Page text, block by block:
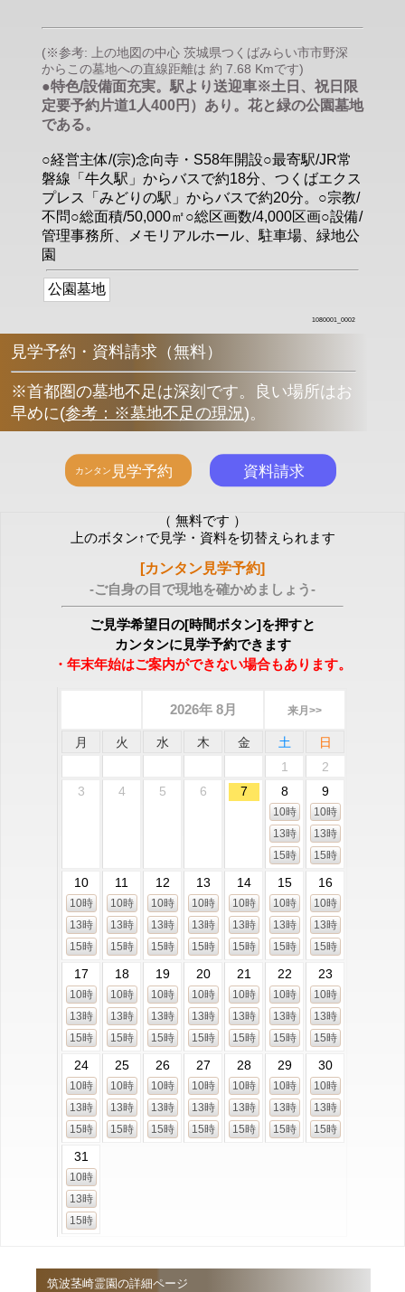
(※参考: 上の地図の中心 茨城県つくばみらい市市野深
からこの墓地への直線距離は 約 7.68 Kmです)
●特色/設備面充実。駅より送迎車※土日、祝日限
定要予約片道1人400円）あり。花と緑の公園墓地
である。
○経営主体/(宗)念向寺・S58年開設○最寄駅/JR常
磐線「牛久駅」からバスで約18分、つくばエクス
プレス「みどりの駅」からバスで約20分。○宗教/
不問○総面積/50,000㎡○総区画数/4,000区画○設備/
管理事務所、メモリアルホール、駐車場、緑地公
園
公園墓地
1080001_0002
見学予約・資料請求（無料）
※首都圏の墓地不足は深刻です。良い場所はお
早めに(参考：※墓地不足の現況)。
（ 無料です ）
上のボタン↑で見学・資料を切替えられます
[カンタン見学予約]
-ご自身の目で現地を確かめましょう-
ご見学希望日の[時間ボタン]を押すと
カンタンに見学予約できます
・年末年始はご案内ができない場合もあります。
2026年 8月 来月>>
月 火 水 木 金 土
日
1
2
3
4 5 6 7 8
10時
13時
15時
9
10時
13時
15時
10
10時
13時
15時
11
10時
13時
15時
12
10時
13時
15時
13
10時
13時
15時
14
10時
13時
15時
15
10時
13時
15時
16
10時
13時
15時
17
10時
13時
15時
18
10時
13時
15時
19
10時
13時
15時
20
10時
13時
15時
21
10時
13時
15時
22
10時
13時
15時
23
10時
13時
15時
24
10時
13時
15時
25
10時
13時
15時
26
10時
13時
15時
27
10時
13時
15時
28
10時
13時
15時
29
10時
13時
15時
30
10時
13時
15時
31
10時
13時
15時
筑波茎崎霊園の詳細ページ